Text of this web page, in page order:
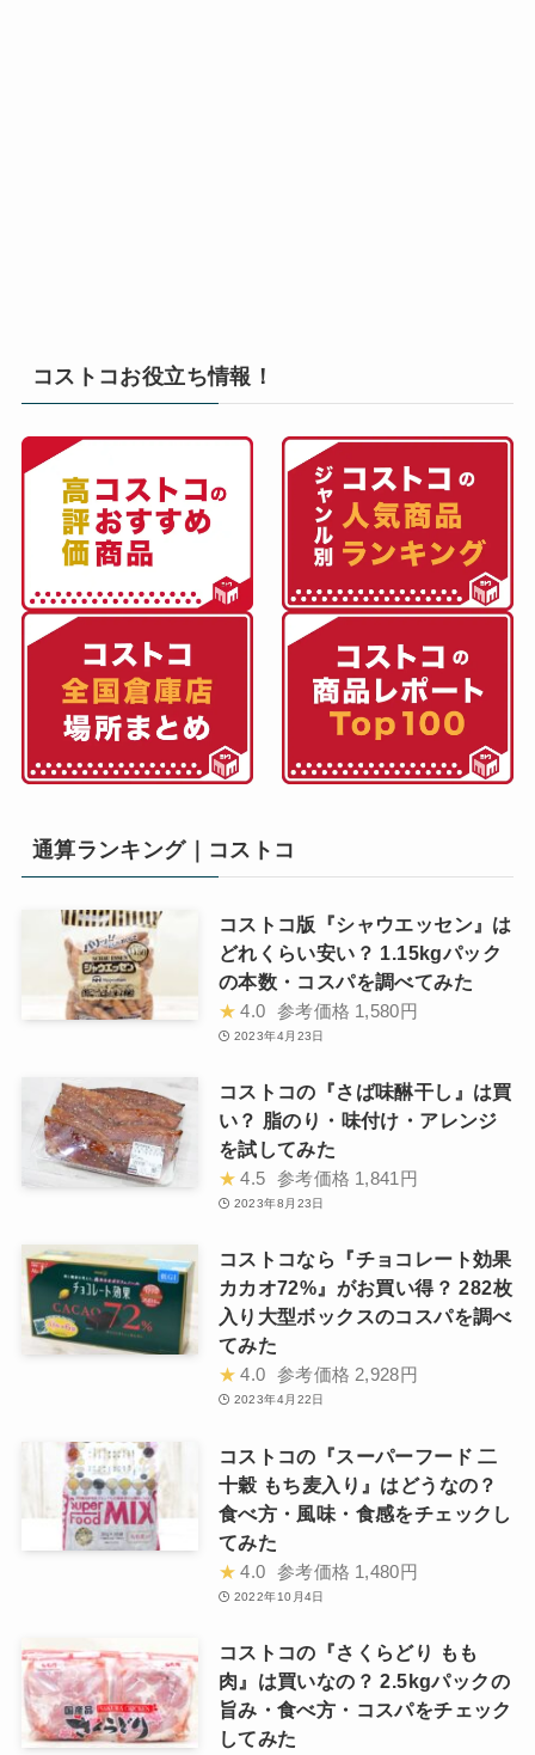
コストコお役立ち情報！
通算ランキング｜コストコ
コストコ版『シャウエッセン』は
どれくらい安い？ 1.15kgパック
の本数・コスパを調べてみた
★ 4.0 参考価格 1,580円
2023年4月23日
コストコの『さば味醂干し』は買
い？ 脂のり・味付け・アレンジ
を試してみた
★ 4.5 参考価格 1,841円
2023年8月23日
コストコなら『チョコレート効果
カカオ72%』がお買い得？ 282枚
入り大型ボックスのコスパを調べ
てみた
★ 4.0 参考価格 2,928円
2023年4月22日
コストコの『スーパーフード 二
十穀 もち麦入り』はどうなの？
食べ方・風味・食感をチェックし
てみた
★ 4.0 参考価格 1,480円
2022年10月4日
コストコの『さくらどり もも
肉』は買いなの？ 2.5kgパックの
旨み・食べ方・コスパをチェック
してみた